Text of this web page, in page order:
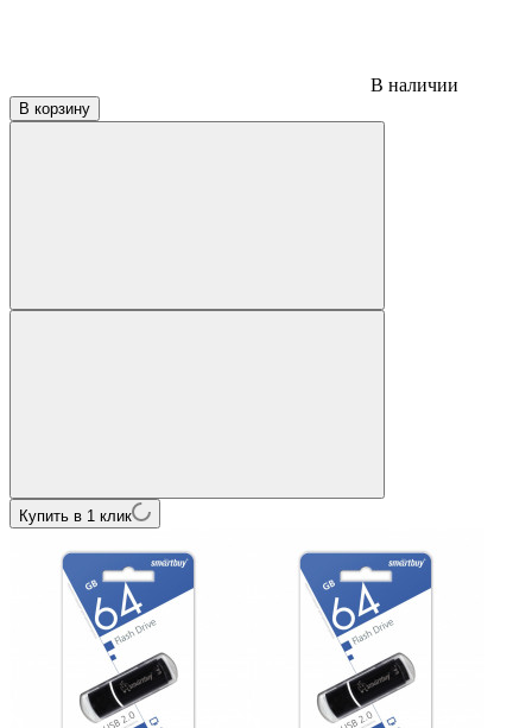
В наличии
В корзину
Купить в 1 клик